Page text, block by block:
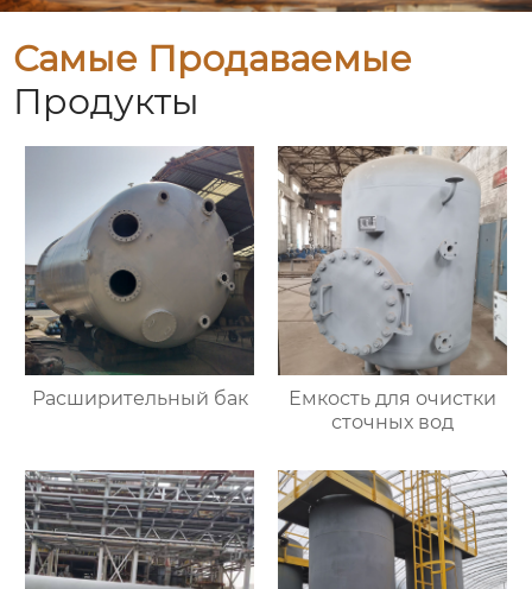
Самые Продаваемые
Продукты
Расширительный бак
Емкость для очистки
сточных вод